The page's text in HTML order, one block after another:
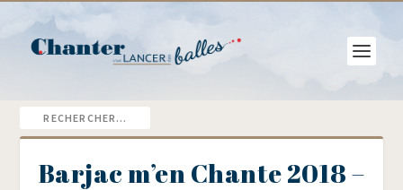
Barjac m’en Chante 2018 –